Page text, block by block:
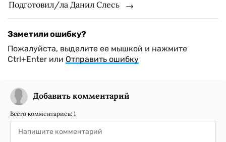
Подготовил/ла Данил Слесь
Заметили ошибку?
Пожалуйста, выделите ее мышкой и нажмите
Ctrl+Enter или Отправить ошибку
Добавить комментарий
Всего комментариев: 1